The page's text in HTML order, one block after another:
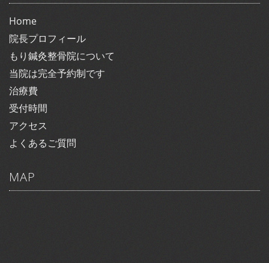
Home
院長プロフィール
もり鍼灸整骨院について
当院は完全予約制です
治療費
受付時間
アクセス
よくあるご質問
MAP